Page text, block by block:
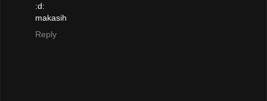
:d:
makasih
Reply